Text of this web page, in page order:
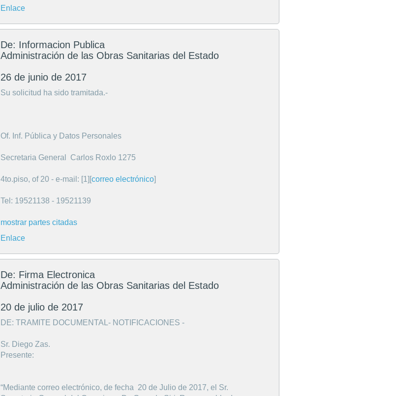
Enlace
De: Informacion Publica
Administración de las Obras Sanitarias del Estado
26 de junio de 2017
Su solicitud ha sido tramitada.-
Of. Inf. Pública y Datos Personales
Secretaria General Carlos Roxlo 1275
4to.piso, of 20 - e-mail: [1][correo electrónico]
Tel: 19521138 - 19521139
mostrar partes citadas
Enlace
De: Firma Electronica
Administración de las Obras Sanitarias del Estado
20 de julio de 2017
DE: TRAMITE DOCUMENTAL- NOTIFICACIONES -
Sr. Diego Zas.
Presente:
“Mediante correo electrónico, de fecha 20 de Julio de 2017, el Sr.